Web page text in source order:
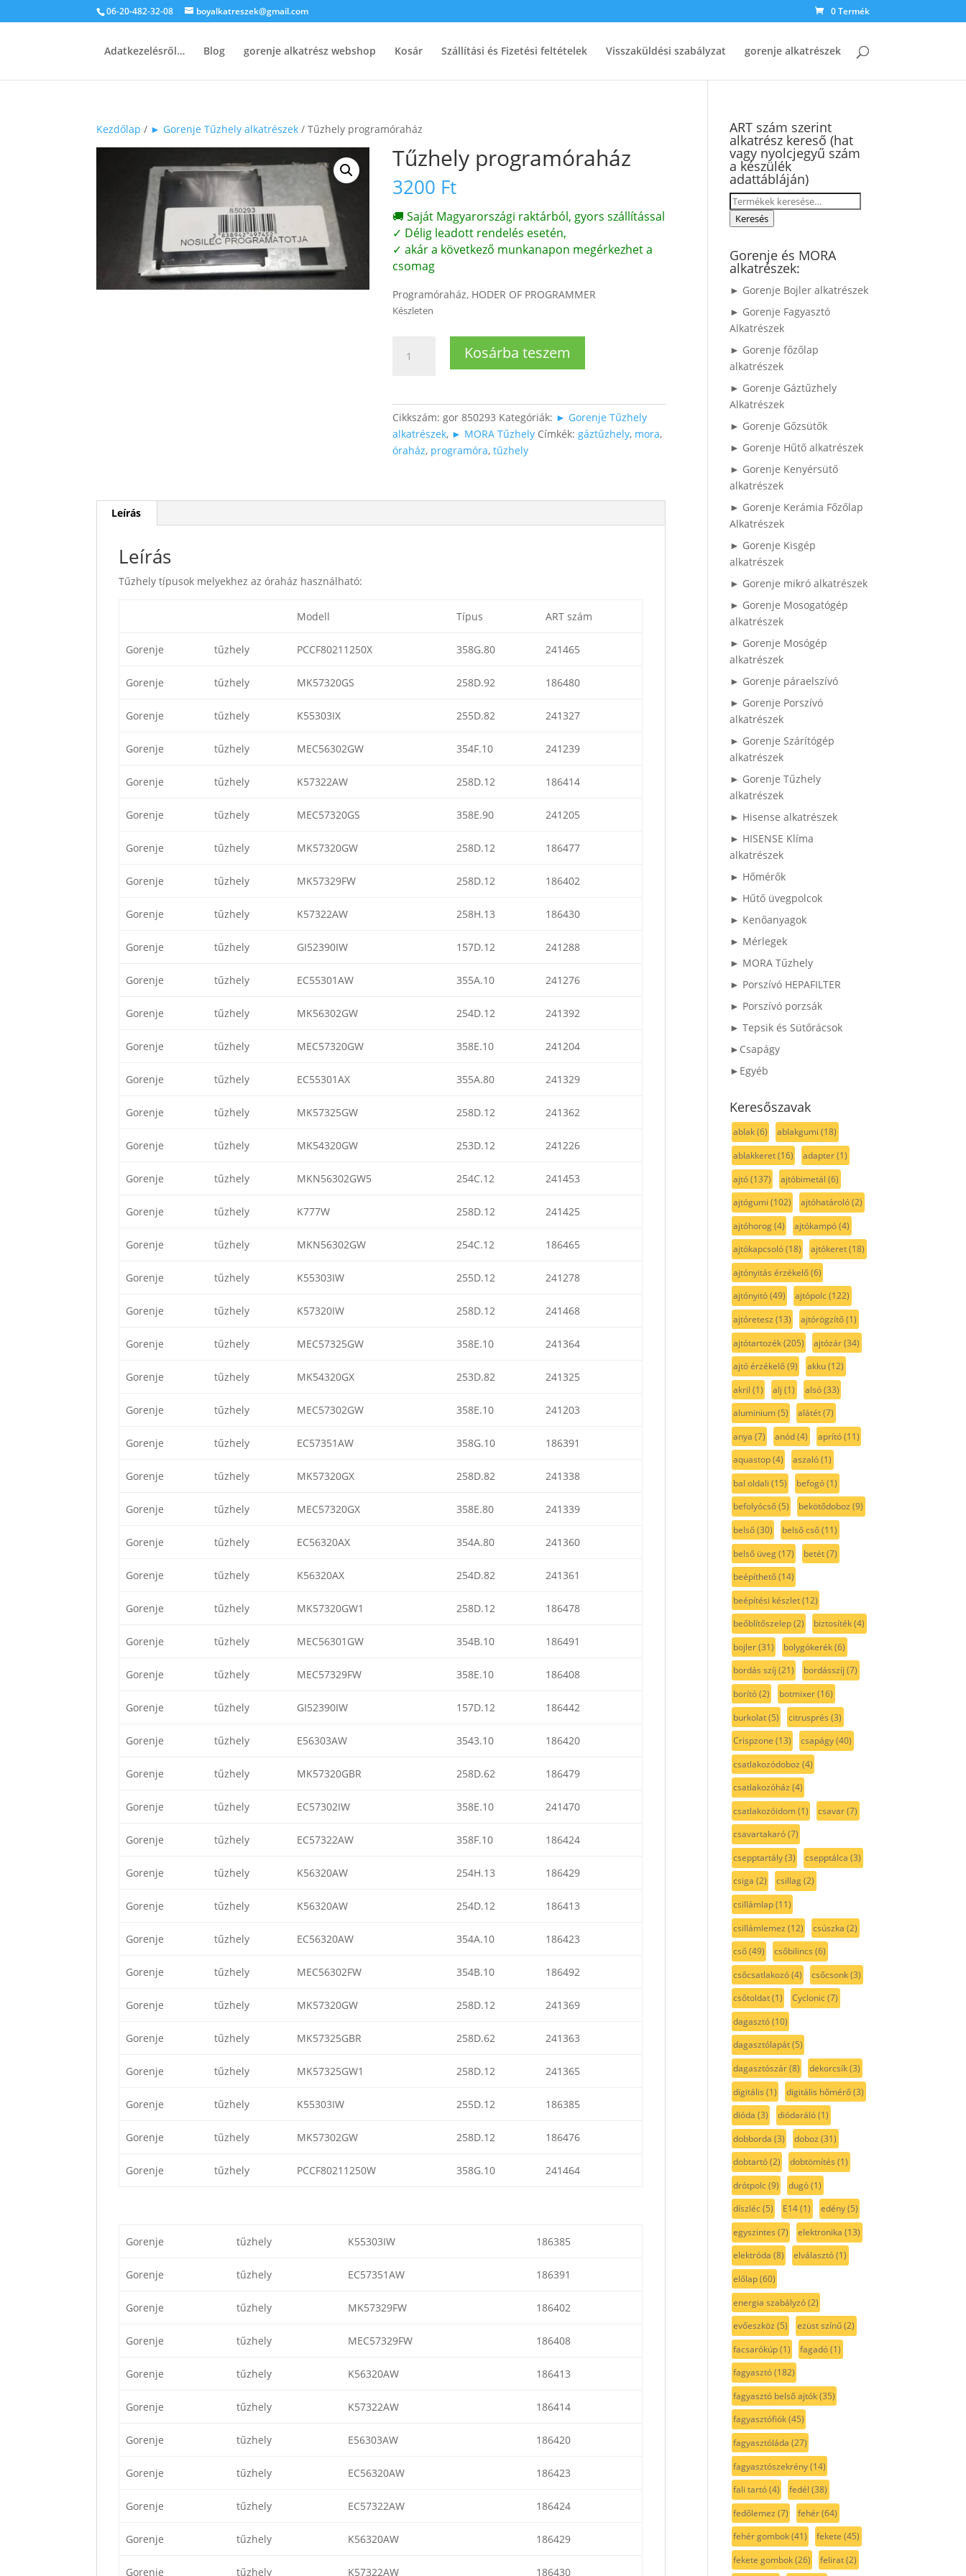
06-20-482-32-08 boyalkatreszek@gmail.com 0 Termék
Adatkezelésről… Blog gorenje alkatrész webshop Kosár Szállítási és Fizetési feltételek Visszaküldési szabályzat gorenje alkatrészek
Kezdőlap / ► Gorenje Tűzhely alkatrészek / Tűzhely programóraház
Tűzhely programóraház
3200 Ft
🚚 Saját Magyarországi raktárból, gyors szállítással
✓ Délig leadott rendelés esetén,
✓ akár a következő munkanapon megérkezhet a
csomag
Programóraház, HODER OF PROGRAMMER
Készleten
programóraházKosárba teszem
Cikkszám:gor 850293 Kategóriák: ► Gorenje Tűzhely
alkatrészek, ► MORA Tűzhely Címkék:gáztűzhely, mora,
óraház, programóra,tűzhely
Leírás
Leírás
Tűzhely típusok melyekhez az óraház használható:
Modell Típus ART szám
Gorenje tűzhely PCCF80211250X 358G.80 241465
Gorenje tűzhely MK57320GS 258D.92 186480
Gorenje tűzhely K55303IX 255D.82 241327
Gorenje tűzhely MEC56302GW 354F.10 241239
Gorenje tűzhely K57322AW 258D.12 186414
Gorenje tűzhely MEC57320GS 358E.90 241205
Gorenje tűzhely MK57320GW 258D.12 186477
Gorenje tűzhely MK57329FW 258D.12 186402
Gorenje tűzhely K57322AW 258H.13 186430
Gorenje tűzhely GI52390IW 157D.12 241288
Gorenje tűzhely EC55301AW 355A.10 241276
Gorenje tűzhely MK56302GW 254D.12 241392
Gorenje tűzhely MEC57320GW 358E.10 241204
Gorenje tűzhely EC55301AX 355A.80 241329
Gorenje tűzhely MK57325GW 258D.12 241362
Gorenje tűzhely MK54320GW 253D.12 241226
Gorenje tűzhely MKN56302GW5 254C.12 241453
Gorenje tűzhely K777W 258D.12 241425
Gorenje tűzhely MKN56302GW 254C.12 186465
Gorenje tűzhely K55303IW 255D.12 241278
Gorenje tűzhely K57320IW 258D.12 241468
Gorenje tűzhely MEC57325GW 358E.10 241364
Gorenje tűzhely MK54320GX 253D.82 241325
Gorenje tűzhely MEC57302GW 358E.10 241203
Gorenje tűzhely EC57351AW 358G.10 186391
Gorenje tűzhely MK57320GX 258D.82 241338
Gorenje tűzhely MEC57320GX 358E.80 241339
Gorenje tűzhely EC56320AX 354A.80 241360
Gorenje tűzhely K56320AX 254D.82 241361
Gorenje tűzhely MK57320GW1 258D.12 186478
Gorenje tűzhely MEC56301GW 354B.10 186491
Gorenje tűzhely MEC57329FW 358E.10 186408
Gorenje tűzhely GI52390IW 157D.12 186442
Gorenje tűzhely E56303AW 3543.10 186420
Gorenje tűzhely MK57320GBR 258D.62 186479
Gorenje tűzhely EC57302IW 358E.10 241470
Gorenje tűzhely EC57322AW 358F.10 186424
Gorenje tűzhely K56320AW 254H.13 186429
Gorenje tűzhely K56320AW 254D.12 186413
Gorenje tűzhely EC56320AW 354A.10 186423
Gorenje tűzhely MEC56302FW 354B.10 186492
Gorenje tűzhely MK57320GW 258D.12 241369
Gorenje tűzhely MK57325GBR 258D.62 241363
Gorenje tűzhely MK57325GW1 258D.12 241365
Gorenje tűzhely K55303IW 255D.12 186385
Gorenje tűzhely MK57302GW 258D.12 186476
Gorenje tűzhely PCCF80211250W 358G.10 241464
Gorenje tűzhely K55303IW 186385
Gorenje tűzhely EC57351AW 186391
Gorenje tűzhely MK57329FW 186402
Gorenje tűzhely MEC57329FW 186408
Gorenje tűzhely K56320AW 186413
Gorenje tűzhely K57322AW 186414
Gorenje tűzhely E56303AW 186420
Gorenje tűzhely EC56320AW 186423
Gorenje tűzhely EC57322AW 186424
Gorenje tűzhely K56320AW 186429
Gorenje tűzhely K57322AW 186430
ART szám szerint
alkatrész kereső (hat
vagy nyolcjegyű szám
a készülék
adattábláján)
Keresés
a Keresés
Gorenje és MORA
alkatrészek:
► Gorenje Bojler alkatrészek
► Gorenje Fagyasztó
Alkatrészek
► Gorenje főzőlap
alkatrészek
► Gorenje Gáztűzhely
Alkatrészek
► Gorenje Gőzsütők
► Gorenje Hűtő alkatrészek
► Gorenje Kenyérsütő
alkatrészek
► Gorenje Kerámia Főzőlap
Alkatrészek
► Gorenje Kisgép
alkatrészek
► Gorenje mikró alkatrészek
► Gorenje Mosogatógép
alkatrészek
► Gorenje Mosógép
alkatrészek
► Gorenje páraelszívó
► Gorenje Porszívó
alkatrészek
► Gorenje Szárítógép
alkatrészek
► Gorenje Tűzhely
alkatrészek
► Hisense alkatrészek
► HISENSE Klíma
alkatrészek
► Hőmérők
► Hűtő üvegpolcok
► Kenőanyagok
► Mérlegek
► MORA Tűzhely
► Porszívó HEPAFILTER
► Porszívó porzsák
► Tepsik és Sütőrácsok
►Csapágy
►Egyéb
Keresőszavak
ablak(6) ablakgumi (18)
ablakkeret(16) adapter(1)
ajtó(137) ajtóbimetál (6)
ajtógumi (102) ajtóhatároló(2)
ajtóhorog(4) ajtókampó(4)
ajtókapcsoló(18) ajtókeret(18)
ajtónyitás érzékelő(6)
ajtónyitó(49) ajtópolc(122)
ajtóretesz (13) ajtórögzítő(1)
ajtótartozék(205) ajtózár(34)
ajtó érzékelő(9) akku(12)
akril (1) alj (1) alsó(33)
aluminium(5) alátét(7)
anya (7) anód(4) aprító(11)
aquastop(4) aszaló(1)
bal oldali (15) befogó(1)
befolyócső(5) bekötődoboz (9)
belső(30) belső cső(11)
belső üveg(17) betét(7)
beépíthető(14)
beépítési készlet(12)
beőblítőszelep(2) biztosíték(4)
bojler(31) bolygókerék(6)
bordás szíj (21) bordásszíj (7)
borító(2) botmixer(16)
burkolat(5) citrusprés (3)
Crispzone (13) csapágy(40)
csatlakozódoboz (4)
csatlakozóház (4)
csatlakozóidom(1) csavar(7)
csavartakaró(7)
csepptartály(3) csepptálca (3)
csiga (2) csillag(2)
csillámlap(11)
csillámlemez (12) csúszka (2)
cső(49) csőbilincs (6)
csőcsatlakozó(4) csőcsonk(3)
csőtoldat(1) Cyclonic(7)
dagasztó(10)
dagasztólapát(5)
dagasztószár(8) dekorcsík(3)
digitális (1) digitális hőmérő(3)
dióda (3) diódaráló(1)
dobborda (3) doboz (31)
dobtartó(2) dobtömítés (1)
drótpolc(9) dugó(1)
díszléc(5) E14(1) edény(5)
egyszintes (7) elektronika (13)
elektróda (8) elválasztó(1)
előlap(60)
energia szabályzó(2)
evőeszköz (5) ezüst színű(2)
facsarókúp(1) fagadó(1)
fagyasztó(182)
fagyasztó belső ajtók(35)
fagyasztófiók(45)
fagyasztóláda (27)
fagyasztószekrény(14)
fali tartó(4) fedél (38)
fedőlemez (7) fehér(64)
fehér gombok(41) fekete (45)
fekete gombok(26) felirat(2)